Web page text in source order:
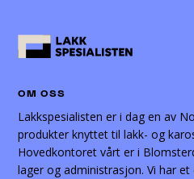
OM OSS
Lakkspesialisten er i dag en av
produkter knyttet til lakk- og
Hovedkontoret vårt er i
lager og administrasjon. Vi har